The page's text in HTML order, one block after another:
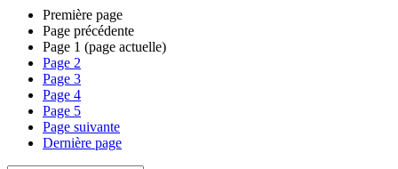
Première page
Page précédente
Page 1 (page actuelle)
Page 2
Page 3
Page 4
Page 5
Page suivante
Dernière page